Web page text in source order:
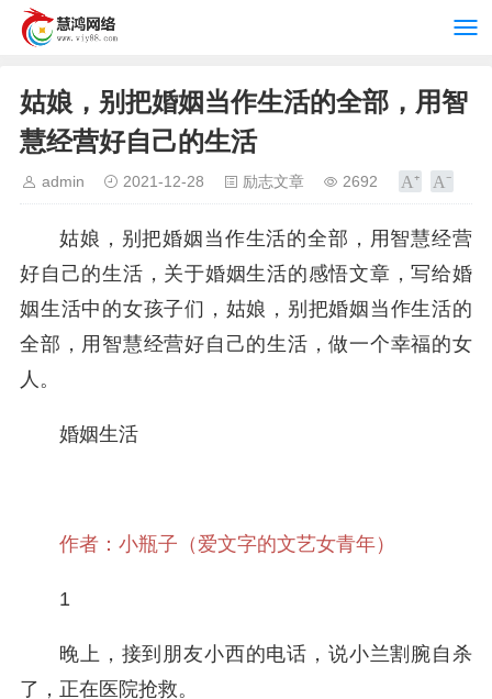
姑娘，别把婚姻当作生活的全部，用智
慧经营好自己的生活
admin 2021-12-28 励志文章 2692
姑娘，别把婚姻当作生活的全部，用智慧经营
好自己的生活，关于婚姻生活的感悟文章，写给婚
姻生活中的女孩子们，姑娘，别把婚姻当作生活的
全部，用智慧经营好自己的生活，做一个幸福的女
人。
婚姻生活
作者：小瓶子（爱文字的文艺女青年）
1
晚上，接到朋友小西的电话，说小兰割腕自杀
了，正在医院抢救。